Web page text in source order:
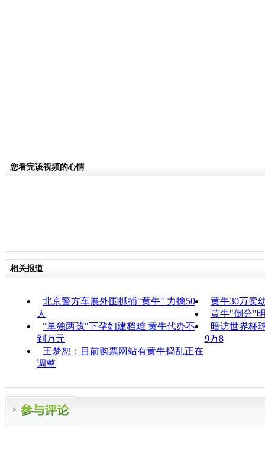
您看完该视频的心情
相关报道
北京警方车展外围抓捕"黄牛" 力擒50
人
黄牛30万卖
黄牛"倒分"
"单独两孩"下孕妇建档难 黄牛代办不
到万元
暗访世界杯
9万8
王梦恕：目前购票网站有黄牛捣乱正在
调整